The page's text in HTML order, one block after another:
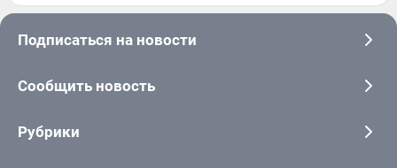
Подписаться на новости
Сообщить новость
Рубрики